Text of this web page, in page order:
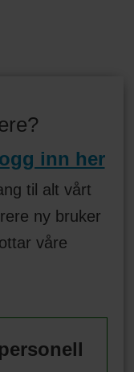
inn her
til alt vårt
ny bruker
våre